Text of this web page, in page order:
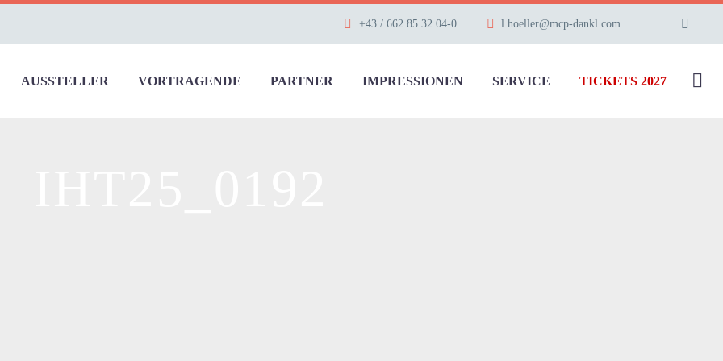
+43 / 662 85 32 04-0 l.hoeller@mcp-dankl.com
AUSSTELLER VORTRAGENDE PARTNER IMPRESSIONEN SERVICE TICKETS 2027